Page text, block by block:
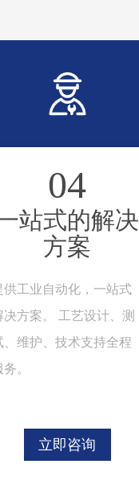
04
站式的解决
方案
供工业自动化，一站式
决方案。 工艺设计、测
、维护、技术支持全程
。
立即咨询